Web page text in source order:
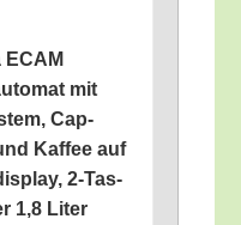
ECAM
mit
Cap­
Kaf­fee auf
2‑Tas­
1,8 Liter